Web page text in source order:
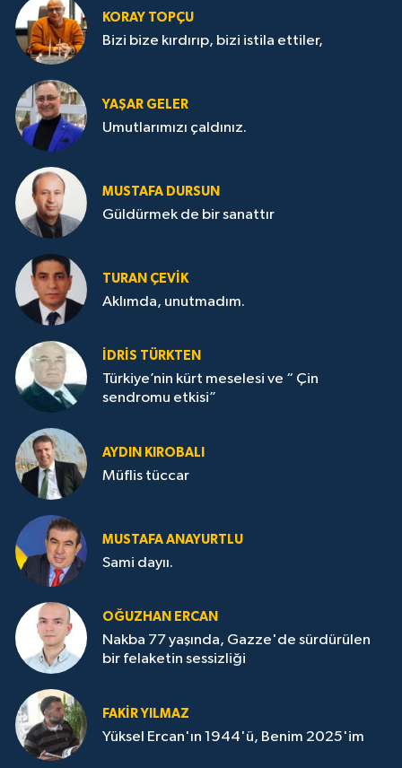
KORAY TOPÇU
Bizi bize kırdırıp, bizi istila ettiler,
YAŞAR GELER
Umutlarımızı çaldınız.
MUSTAFA DURSUN
Güldürmek de bir sanattır
TURAN ÇEVİK
Aklımda, unutmadım.
İDRİS TÜRKTEN
Türkiye’nin kürt meselesi ve “ Çin
sendromu etkisi”
AYDIN KIROBALI
Müflis tüccar
MUSTAFA ANAYURTLU
Sami dayıı.
OĞUZHAN ERCAN
Nakba 77 yaşında, Gazze'de sürdürülen
bir felaketin sessizliği
FAKİR YILMAZ
Yüksel Ercan'ın 1944'ü, Benim 2025'im